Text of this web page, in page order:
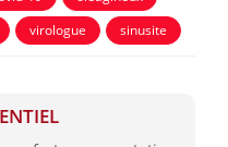
virologue sinusite